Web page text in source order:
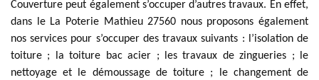
Couverture peut également s’occuper d’autres travaux. En effet,
dans le La Poterie Mathieu 27560 nous proposons également
nos services pour s’occuper des travaux suivants : l’isolation de
toiture ; la toiture bac acier ; les travaux de zingueries ; le
nettoyage et le démoussage de toiture ; le changement de